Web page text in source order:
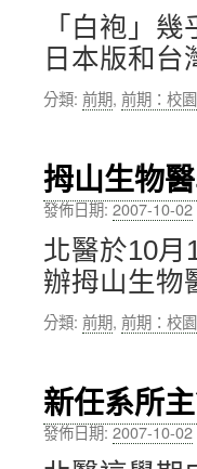
「白袍」
日本版和
分類: 前期, 前期：校
拇山生物
發佈日期:2007-10-02
北醫於10月
辦拇山生物
分類: 前期, 前期：校
新任系所
發佈日期:2007-10-02